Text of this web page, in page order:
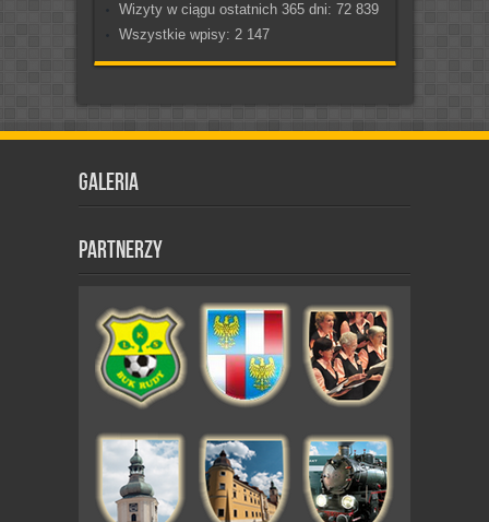
Wizyty w ciągu ostatnich 365 dni: 72 839
Wszystkie wpisy: 2 147
Galeria
Partnerzy